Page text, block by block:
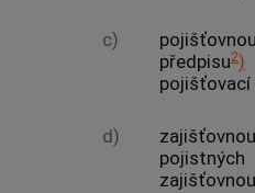
c) pojišťovnou
předpisu2)
pojišťovací
d) zajišťovnou
zajišťovnou